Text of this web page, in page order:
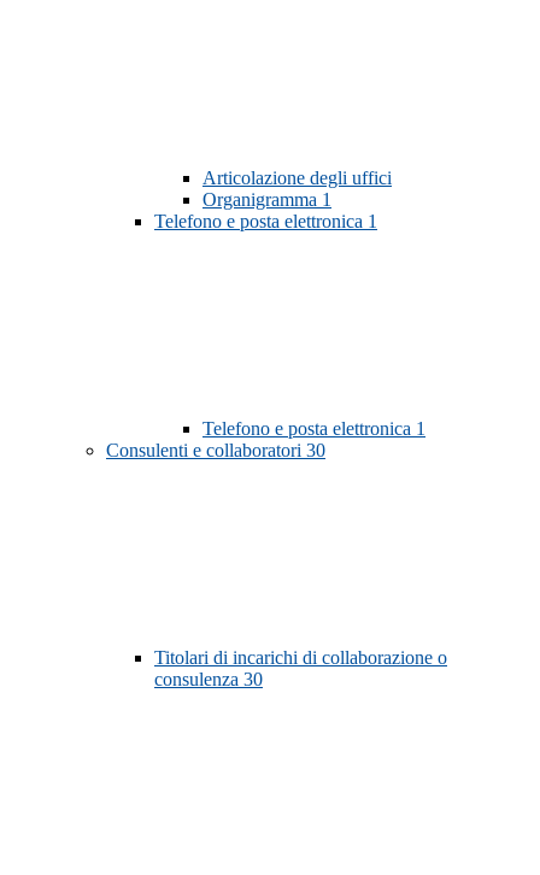
Articolazione degli uffici
Organigramma 1
Telefono e posta elettronica 1
Telefono e posta elettronica 1
Consulenti e collaboratori 30
Titolari di incarichi di collaborazione o
consulenza 30